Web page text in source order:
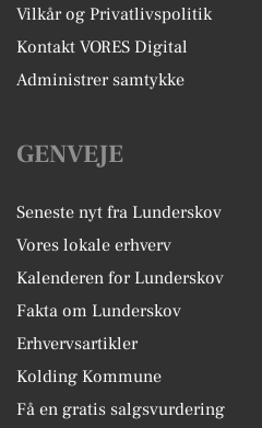
Vilkår og Privatlivspolitik
Kontakt VORES Digital
Administrer samtykke
GENVEJE
Seneste nyt fra Lunderskov
Vores lokale erhverv
Kalenderen for Lunderskov
Fakta om Lunderskov
Erhvervsartikler
Kolding Kommune
Få en gratis salgsvurdering